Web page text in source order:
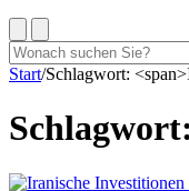
Suchen
nach:
Start/Schlagwort:
Schlagwort: